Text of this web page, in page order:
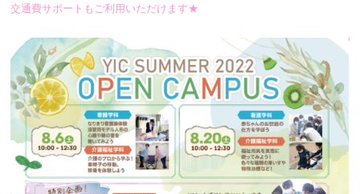
交通費サポートもご利用いただけます★